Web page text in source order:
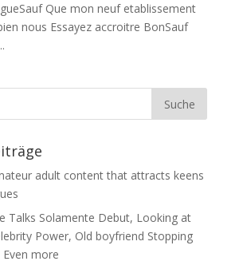
Que mon neuf etablissement
nous Essayez accroitre BonSauf
adult content that attracts keens
Talks Solamente Debut, Looking at
Power, Old boyfriend Stopping
more